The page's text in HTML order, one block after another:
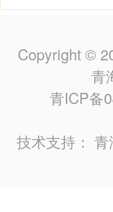
Copyright ©
青
青ICP备
技术支持：